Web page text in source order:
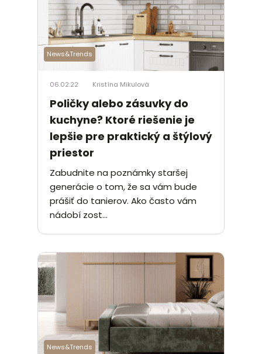
News&Trends
06.02.22 Kristína Mikulová
Poličky alebo zásuvky do
kuchyne? Ktoré riešenie je
lepšie pre praktický a štýlový
priestor
Zabudnite na poznámky staršej
generácie o tom, že sa vám bude
prášiť do tanierov. Ako často vám
nádobí zost...
News&Trends